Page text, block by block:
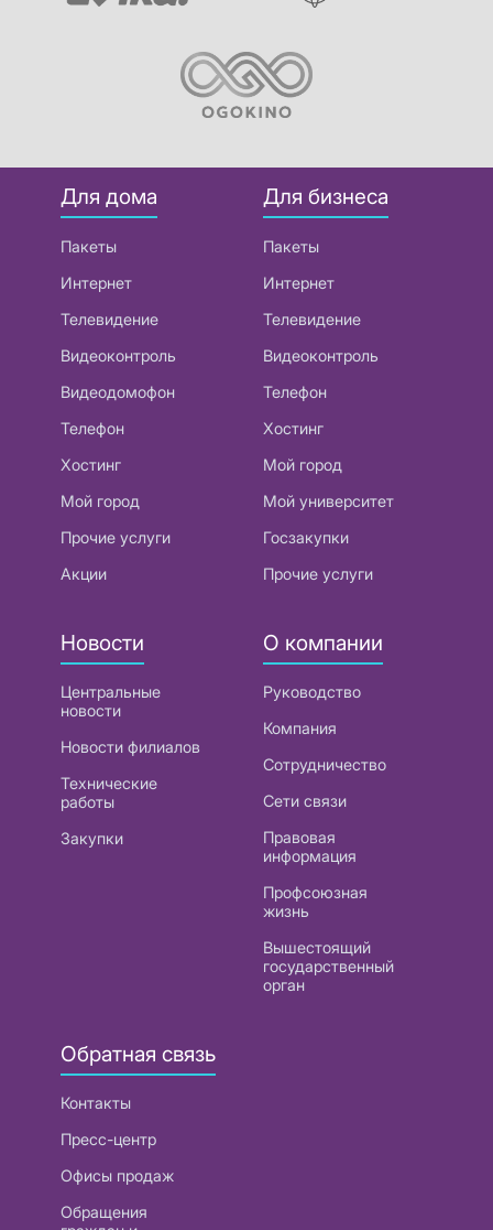
Для дома
Пакеты
Интернет
Телевидение
Видеоконтроль
Видеодомофон
Телефон
Хостинг
Мой город
Прочие услуги
Акции
Для бизнеса
Пакеты
Интернет
Телевидение
Видеоконтроль
Телефон
Хостинг
Мой город
Мой университет
Госзакупки
Прочие услуги
Новости
Центральные
новости
Новости филиалов
Технические
работы
Закупки
О компании
Руководство
Компания
Сотрудничество
Сети связи
Правовая
информация
Профсоюзная
жизнь
Вышестоящий
государственный
орган
Обратная связь
Контакты
Пресс-центр
Офисы продаж
Обращения